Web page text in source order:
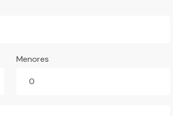
Menores